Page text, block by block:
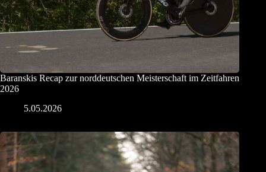
Baranskis Recap zur norddeutschen Meisterschaft im Zeitfahren
2026
5.05.2026